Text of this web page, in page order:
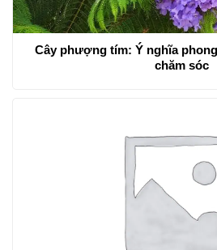
Cây phượng tím: Ý nghĩa
chăm sóc